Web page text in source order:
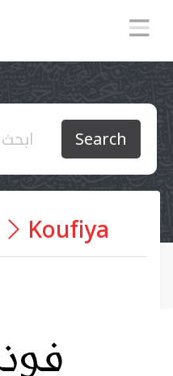
Search
Koufiya